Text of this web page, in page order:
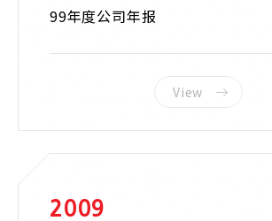
99年度公司年报
View
2009